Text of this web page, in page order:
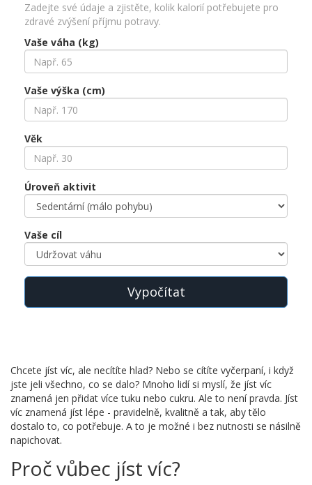
Zadejte své údaje a zjistěte, kolik kalorií potřebujete pro
zdravé zvýšení příjmu potravy.
Vaše váha (kg)
Vaše výška (cm)
Věk
Úroveň aktivit
Vaše cíl
Vypočítat
Chcete jíst víc, ale necítíte hlad? Nebo se cítíte vyčerpaní, i když
jste jeli všechno, co se dalo? Mnoho lidí si myslí, že jíst víc
znamená jen přidat více tuku nebo cukru. Ale to není pravda. Jíst
víc znamená jíst lépe - pravidelně, kvalitně a tak, aby tělo
dostalo to, co potřebuje. A to je možné i bez nutnosti se násilně
napichovat.
Proč vůbec jíst víc?